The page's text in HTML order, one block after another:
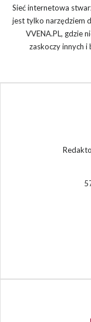
Sieć internetowa
jest tylko narzędziem
VVENA.PL, gdzie
zaskoczy innych